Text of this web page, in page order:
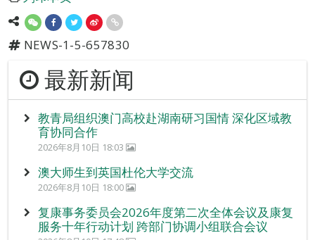
NEWS-1-5-657830
最新新闻
教青局组织澳门高校赴湖南研习国情 深化区域教
育协同合作
2026年8月10日 18:03
澳大师生到英国杜伦大学交流
2026年8月10日 18:00
复康事务委员会2026年度第二次全体会议及康复
服务十年行动计划 跨部门协调小组联合会议